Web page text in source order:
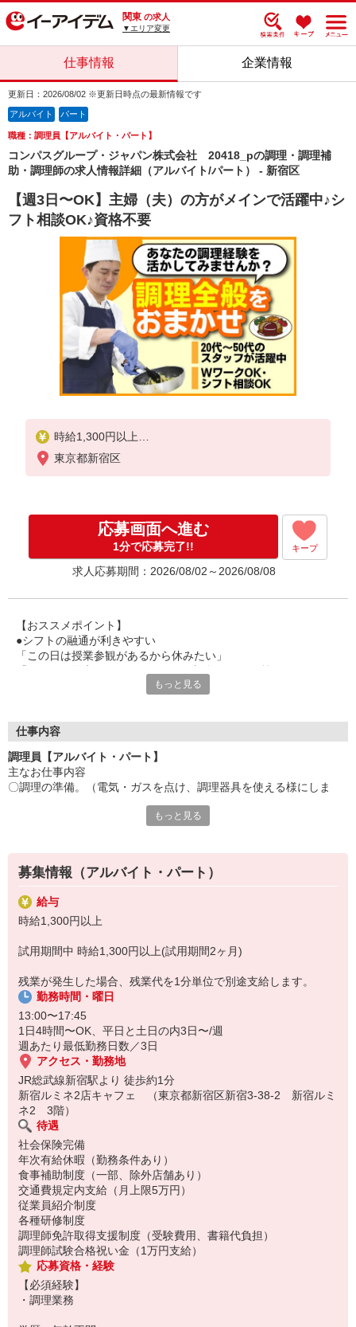
関東 の求人
▼エリア変更
仕事情報 企業情報
更新日：2026/08/02 ※更新日時点の最新情報です
アルバイト パート
職種：調理員【アルバイト・パート】
コンパスグループ・ジャパン株式会社 20418_pの調理・調理補
助・調理師の求人情報詳細（アルバイト/パート） - 新宿区
【週3日〜OK】主婦（夫）の方がメインで活躍中♪シ
フト相談OK♪資格不要
時給1,300円以上
試用期間中 時給1,300円以上(試用期間2ヶ月)
ます。
東京都新宿区
応募画面へ進む
1分で応募完了!! キープ
求人応募期間：2026/08/02～2026/08/08
【おススメポイント】
●シフトの融通が利きやすい
「この日は授業参観があるから休みたい」
家庭や趣味の都合にも柔軟に対応しますので、お気軽にご相談く
●20代〜50代の幅広い年代のスタッフが活躍中
躍中
●安心の教育体制
入社後は先輩たちが優しくフォローしながら進めますので、
安心してお仕事を始められます。
【会社について】
給食受託の外資系大手企業、コンパスグループ・ジャパン。
全国約1,500ヵ所で「コントラクトフードサービス」を展開して
います
もっと見る
仕事内容
調理員【アルバイト・パート】
主なお仕事内容
〇調理の準備。（電気・ガスを点け、調理器具を使える様にしま
〇食材の確認と下ごしらえ（献立に合わせて皮むき等、下ごしらえ
「メイン担当」「副菜担当」「盛り付け担当」等、メニューや作業
ごとに
担当が決まっているため、ブランクがある方も安心♪
い慣れている方や、
もっと見る
募集情報（アルバイト・パート）
給与
時給1,300円以上
試用期間中 時給1,300円以上(試用期間2ヶ月)
残業が発生した場合、残業代を1分単位で別途支給します。
勤務時間・曜日
13:00〜17:45
1日4時間〜OK、平日と土日の内3日〜/週
週あたり最低勤務日数／3日
アクセス・勤務地
JR総武線新宿駅より 徒歩約1分
新宿ルミネ2店キャフェ （東京都新宿区新宿3-38-2 新宿ルミ
ネ2 3階）
待遇
社会保険完備
年次有給休暇（勤務条件あり）
食事補助制度（一部、除外店舗あり）
交通費規定内支給（月上限5万円）
従業員紹介制度
各種研修制度
調理師免許取得支援制度（受験費用、書籍代負担）
調理師試験合格祝い金（1万円支給）
応募資格・経験
【必須経験】
・調理業務